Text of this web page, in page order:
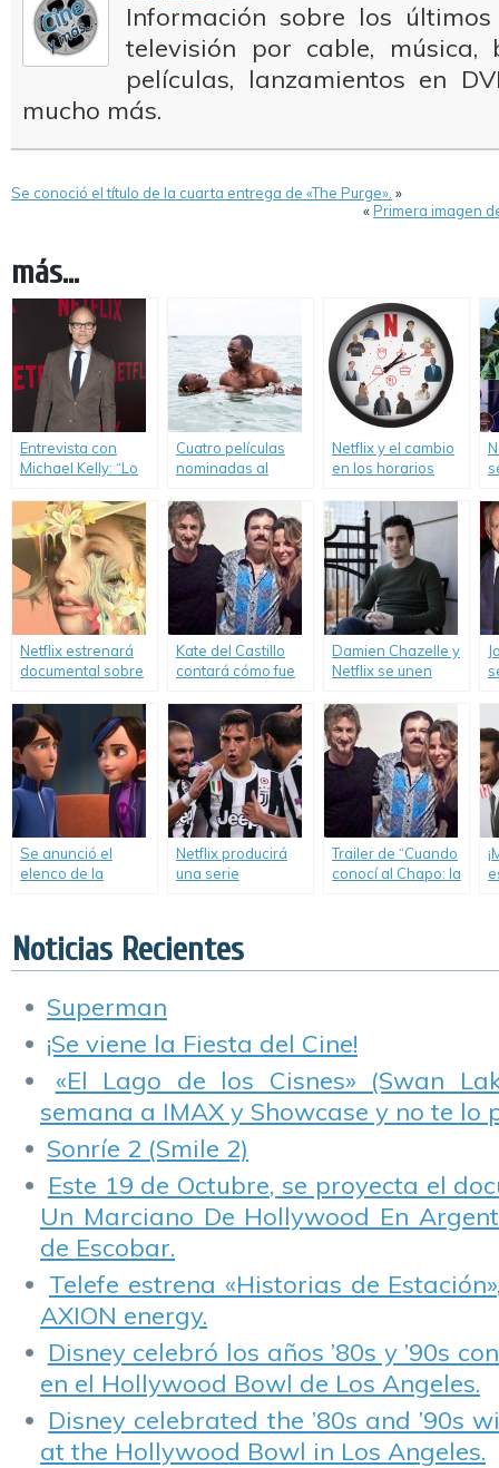
Información sobre los
televisión por cable, música,
películas, lanzamientos en
mucho más.
Se conoció el título de la cuarta entrega de «The Purge». »
«Primera imagen
más...
Entrevista con
Michael Kelly: “Lo
de Doug es su
lealtad hacia
Frank”.
Cuatro películas
nominadas al
verse en Netflix.
Netflix y el cambio
en los horarios
Netflix estrenará
documental sobre
Kate del Castillo
contará cómo fue
«El Chapo».
Damien Chazelle y
Netflix se unen
serie.
Se anunció el
elenco de la
«DreamWorks
Trollhunters».
Netflix producirá
una serie
Trailer de “Cuando
conocí al Chapo: la
Noticias Recientes
Superman
¡Se viene la Fiesta del Cine!
«El Lago de los Cisnes» (Swan
semana a IMAX y Showcase y no te lo
Sonríe 2 (Smile 2)
Este 19 de Octubre, se proyecta el
Un Marciano De Hollywood En
de Escobar.
Telefe estrena «Historias de
AXION energy.
Disney celebró los años ’80s y ’90s
en el Hollywood Bowl de Los Angeles.
Disney celebrated the ’80s and ’90s
at the Hollywood Bowl in Los Angeles.